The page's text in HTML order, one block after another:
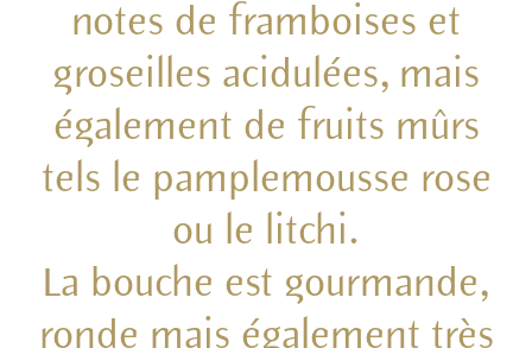
notes de framboises et
groseilles acidulées, mais
également de fruits mûrs
tels le pamplemousse rose
ou le litchi.
La bouche est gourmande,
ronde mais également très